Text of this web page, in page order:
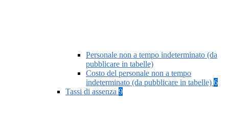
Personale non a tempo indeterminato (da
pubblicare in tabelle)
Costo del personale non a tempo
indeterminato (da pubblicare in tabelle) 6
Tassi di assenza 9